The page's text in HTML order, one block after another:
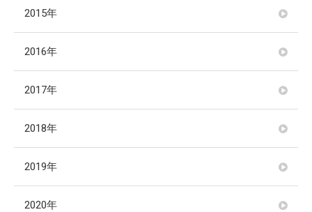
2015年
2016年
2017年
2018年
2019年
2020年